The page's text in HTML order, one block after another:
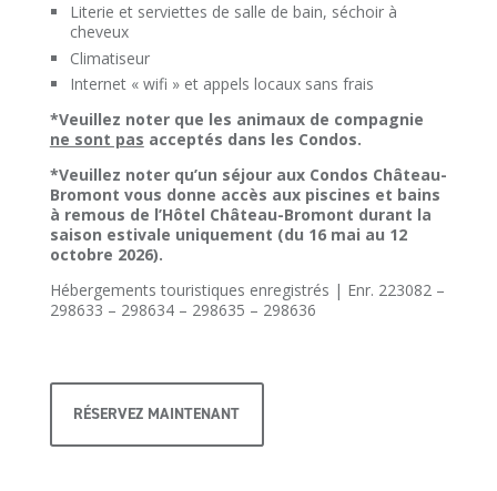
Literie et serviettes de salle de bain, séchoir à
cheveux
Climatiseur
Internet « wifi » et appels locaux sans frais
*Veuillez noter que les animaux de compagnie
ne sont pas acceptés dans les Condos.
*Veuillez noter qu’un séjour aux Condos Château-
Bromont vous donne accès aux piscines et bains
à remous de l’Hôtel Château-Bromont durant la
saison estivale uniquement (du 16 mai au 12
octobre 2026).
Hébergements touristiques enregistrés | Enr. 223082 –
298633 – 298634 – 298635 – 298636
RÉSERVEZ MAINTENANT